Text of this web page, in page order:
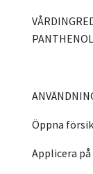
PANTHENOL
Öppna
Applicera